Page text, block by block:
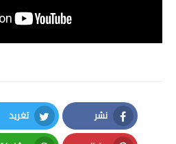
نشر
Facebook
تغريد
Twitter